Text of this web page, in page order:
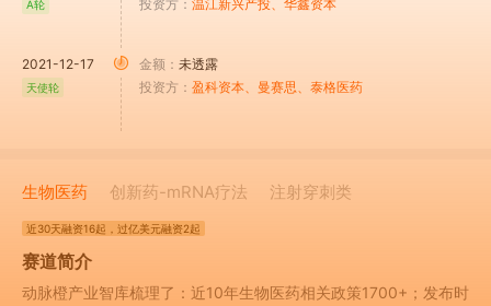
A轮
投资方： 温江新兴产投、华鑫资本
2021-12-17
天使轮
金额： 未透露
投资方： 盈科资本、曼赛思、泰格医药
生物医药 创新药-mRNA疗法 注射穿刺类
近30天融资16起 ，过亿美元融资2起
赛道简介
动脉橙产业智库梳理了：近10年生物医药相关政策1700+；发布时